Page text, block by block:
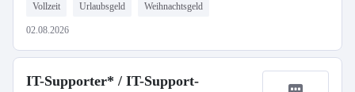
Vollzeit Urlaubsgeld Weihnachtsgeld
02.08.2026
IT-Supporter* / IT-Support-